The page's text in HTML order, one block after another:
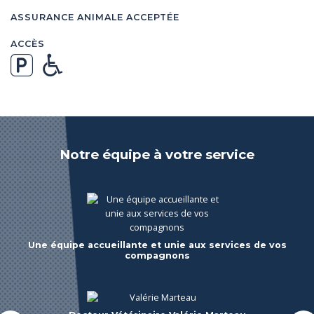
ASSURANCE ANIMALE ACCEPTÉE
ACCÈS
Notre équipe à votre service
Asv Charlotte